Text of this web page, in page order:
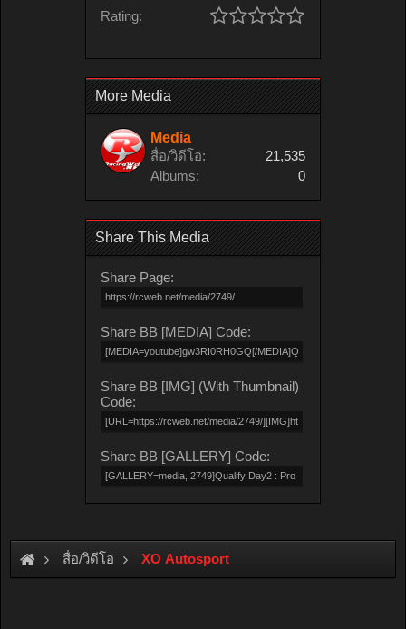
Rating:
More Media
Media
สื่อ/วิดีโอ:
21,535
Albums:
0
Share This Media
Share Page:
Share BB [MEDIA] Code:
Share BB [IMG] (With Thumbnail)
Code:
Share BB [GALLERY] Code:
สื่อ/วิดีโอ XO Autosport